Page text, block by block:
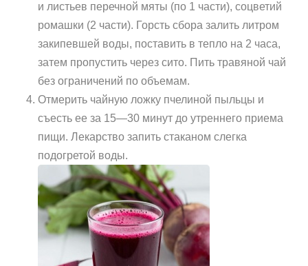
и листьев перечной мяты (по 1 части), соцветий
ромашки (2 части). Горсть сбора залить литром
закипевшей воды, поставить в тепло на 2 часа,
затем пропустить через сито. Пить травяной чай
без ограничений по объемам.
Отмерить чайную ложку пчелиной пыльцы и
съесть ее за 15—30 минут до утреннего приема
пищи. Лекарство запить стаканом слегка
подогретой воды.